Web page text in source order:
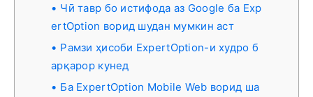
Чӣ тавр бо истифода аз Google ба Exp
ertOption ворид шудан мумкин аст
Рамзи ҳисоби ExpertOption-и худро б
арқарор кунед
Ба ExpertOption Mobile Web ворид ша